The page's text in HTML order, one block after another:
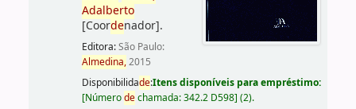
Adalberto
[Coordenador].
Editora:São Paulo:
Almedina,2015
Disponibilidade:Itens disponíveis para empréstimo:
[Númerodechamada:342.2 D598] (2).